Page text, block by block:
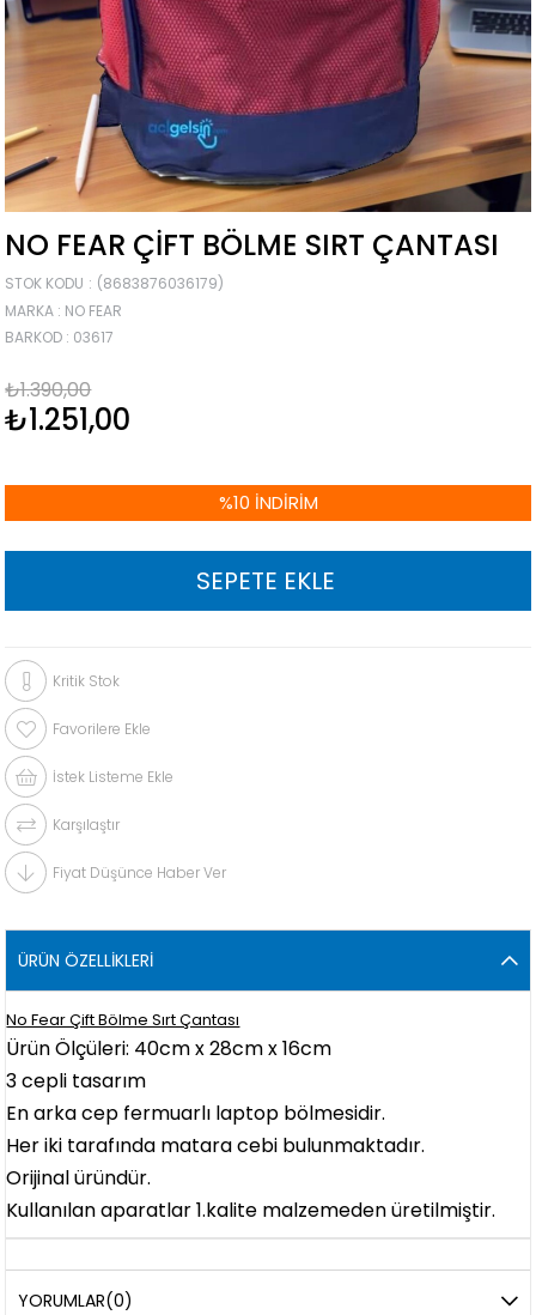
NO FEAR ÇIFT BÖLME SIRT ÇANTASI
STOK KODU
(8683876036179)
MARKA : NO FEAR
BARKOD : 03617
₺1.390,00
₺1.251,00
%10 İNDIRIM
Kritik Stok
Favorilere Ekle
İstek Listeme Ekle
Karşılaştır
Fiyat Düşünce Haber Ver
ÜRÜN ÖZELLIKLERI
No Fear Çift Bölme Sırt Çantası
Ürün Ölçüleri: 40cm x 28cm x 16cm
3 cepli tasarım
En arka cep fermuarlı laptop bölmesidir.
Her iki tarafında matara cebi bulunmaktadır.
Orijinal üründür.
Kullanılan aparatlar 1.kalite malzemeden üretilmiştir.
YORUMLAR(0)